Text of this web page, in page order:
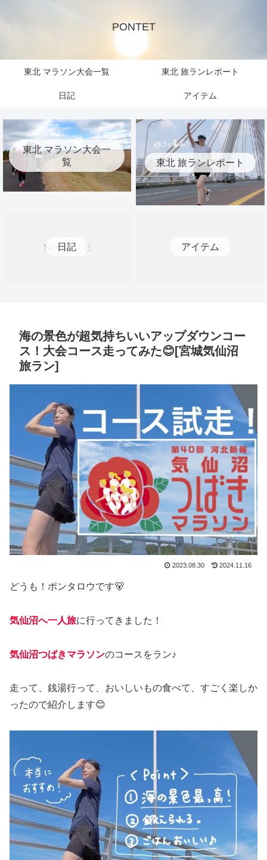
PONTET
東北 マラソン大会一覧 東北 旅ランレポート
日記 アイテム
東北 マラソン大会一
覧
東北 旅ランレポート
日記 アイテム
海の景色が超気持ちいいアップダウンコー
ス！大会コース走ってみた😊[宮城気仙沼
旅ラン]
2023.08.30 2024.11.16
どうも！ポンタロウです🐻
気仙沼へ一人旅に行ってきました！
気仙沼つばきマラソンのコースをラン♪
走って、銭湯行って、おいしいもの食べて、すごく楽しか
ったので紹介します😊